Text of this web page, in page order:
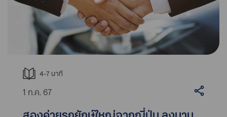
4-7 นาที
1 ก.ค. 67